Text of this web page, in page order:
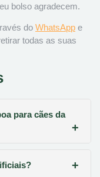
bolso agradecem.
do WhatsApp e
todas as suas
para cães da